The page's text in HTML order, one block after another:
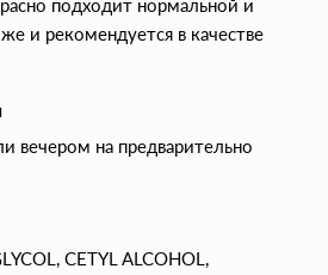
подходит нормальной и
и рекомендуется в качестве
вечером на предварительно
CETYL ALCOHOL,